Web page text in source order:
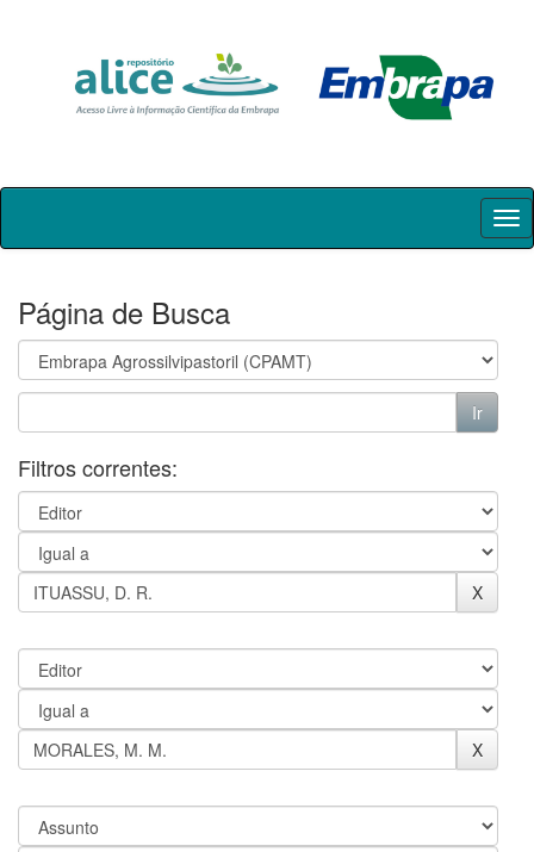
Skip
Página de Busca
Filtros correntes: